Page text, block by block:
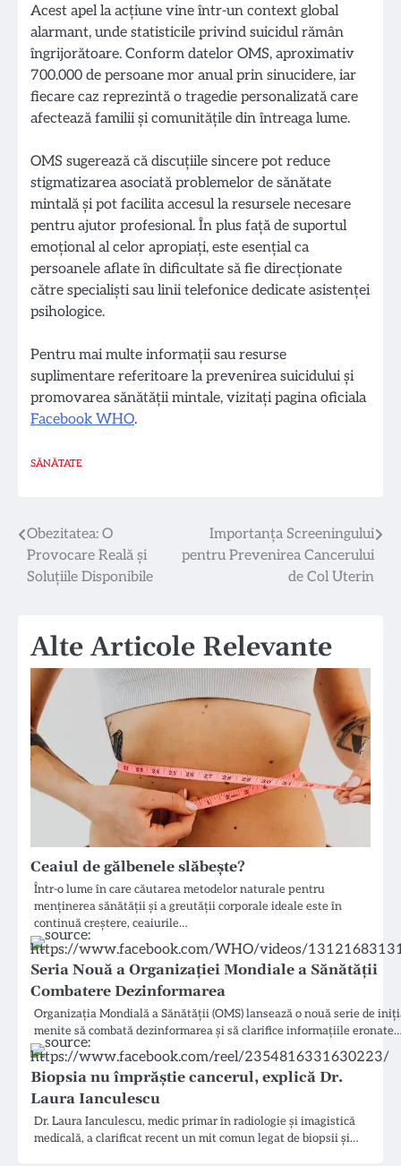
Acest apel la acțiune vine într-un context global
alarmant, unde statisticile privind suicidul rămân
îngrijorătoare. Conform datelor OMS, aproximativ
700.000 de persoane mor anual prin sinucidere, iar
fiecare caz reprezintă o tragedie personalizată care
afectează familii și comunitățile din întreaga lume.
OMS sugerează că discuțiile sincere pot reduce
stigmatizarea asociată problemelor de sănătate
mintală și pot facilita accesul la resursele necesare
pentru ajutor profesional. În plus față de suportul
emoțional al celor apropiați, este esențial ca
persoanele aflate în dificultate să fie direcționate
către specialiști sau linii telefonice dedicate asistenței
psihologice.
Pentru mai multe informații sau resurse
suplimentare referitoare la prevenirea suicidului și
promovarea sănătății mintale, vizitați pagina oficiala
Facebook WHO.
SĂNĂTATE
Navigare
în
Obezitatea: O
Provocare Reală și
Soluțiile Disponibile
Importanța Screeningului
pentru Prevenirea Cancerului
de Col Uterin
Alte Articole Relevante
Ceaiul de gălbenele slăbește?
Într-o lume în care căutarea metodelor naturale pentru
menținerea sănătății și a greutății corporale ideale este în
continuă creștere, ceaiurile…
Seria Nouă a Organizației Mondiale a Sănătății
Combatere Dezinformarea
Organizația Mondială a Sănătății (OMS) lansează o nouă serie de
menite să combată dezinformarea și să clarifice informațiile eronate…
Biopsia nu împrăștie cancerul, explică Dr.
Laura Ianculescu
Dr. Laura Ianculescu, medic primar în radiologie și imagistică
medicală, a clarificat recent un mit comun legat de biopsii și…